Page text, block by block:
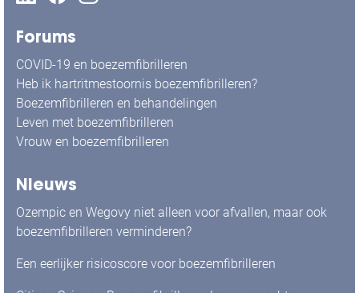
Forums
COVID-19 en boezemfibrilleren
Heb ik hartritmestoornis boezemfibrilleren?
Boezemfibrilleren en behandelingen
Leven met boezemfibrilleren
Vrouw en boezemfibrilleren
Nieuws
Ozempic en Wegovy niet alleen voor afvallen, maar ook
boezemfibrilleren verminderen?
Een eerlijker risicoscore voor boezemfibrilleren